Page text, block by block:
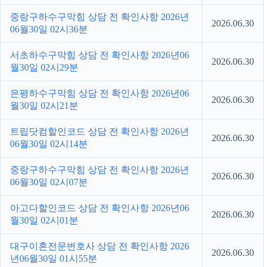
중랑구하수구막힘 상담 전 확인사항 2026년
06월30일 02시36분
2026.06.30
서초하수구막힘 상담 전 확인사항 2026년06
월30일 02시29분
2026.06.30
은평하수구막힘 상담 전 확인사항 2026년06
월30일 02시21분
2026.06.30
트립닷컴할인코드 상담 전 확인사항 2026년
06월30일 02시14분
2026.06.30
중랑구하수구막힘 상담 전 확인사항 2026년
06월30일 02시07분
2026.06.30
아고다할인코드 상담 전 확인사항 2026년06
월30일 02시01분
2026.06.30
대구이혼전문변호사 상담 전 확인사항 2026
년06월30일 01시55분
2026.06.30